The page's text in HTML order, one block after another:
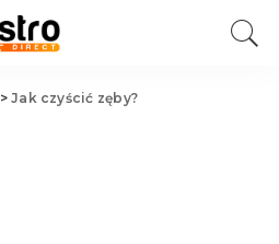
>Jak czyścić zęby?